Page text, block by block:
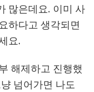
많은데요. 이미 사
하다고 생각되면
요.
해제하고 진행했
넘어가면 나도